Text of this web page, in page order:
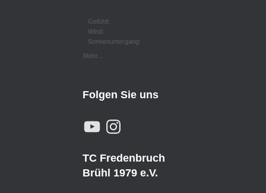
Gefühlt:
Wind:
Sonnenuntergang:
Mehr...
Folgen Sie uns
Y
O
U
B
E
N
A
G
R
A
TC Fredenbruch
Brühl 1979 e.V.